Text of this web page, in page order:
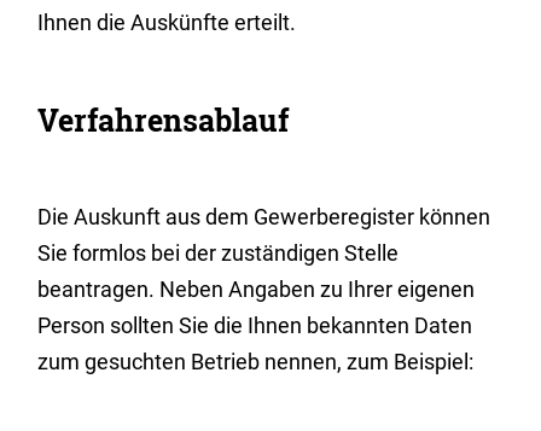
Ihnen die Auskünfte erteilt.
Verfahrensablauf
Die Auskunft aus dem Gewerberegister können
Sie formlos bei der zuständigen Stelle
beantragen. Neben Angaben zu Ihrer eigenen
Person sollten Sie die Ihnen bekannten Daten
zum gesuchten Betrieb nennen, zum Beispiel: